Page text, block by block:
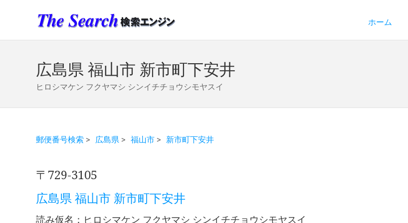
ホーム
広島県 福山市 新市町下安井
ヒロシマケン フクヤマシ シンイチチョウシモヤスイ
郵便番号検索 > 広島県 > 福山市 > 新市町下安井
〒729-3105
広島県 福山市 新市町下安井
読み仮名：ヒロシマケン フクヤマシ シンイチチョウシモヤスイ